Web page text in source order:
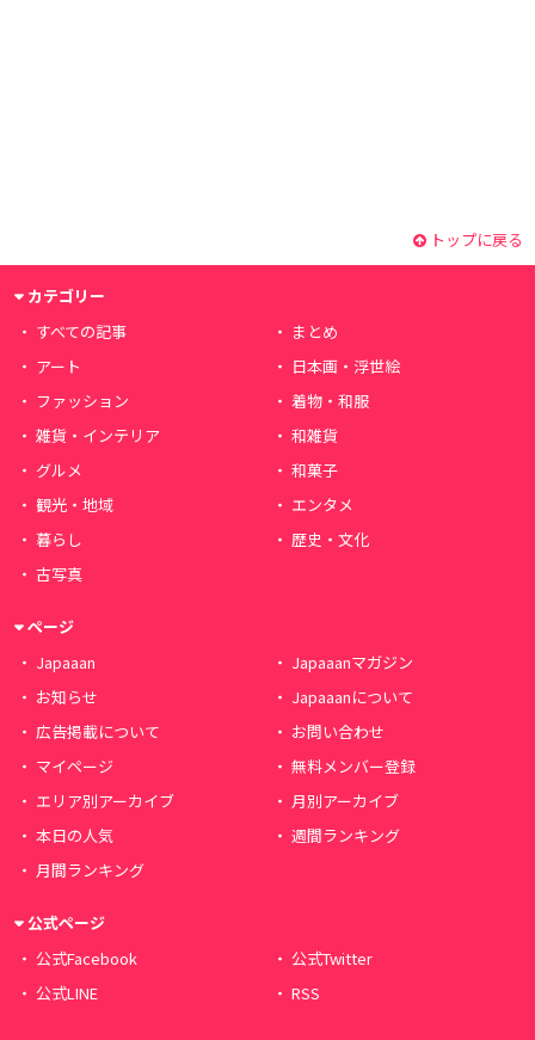
トップに戻る
カテゴリー
すべての記事
まとめ
アート
日本画・浮世絵
ファッション
着物・和服
雑貨・インテリア
和雑貨
グルメ
和菓子
観光・地域
エンタメ
暮らし
歴史・文化
古写真
ページ
Japaaan
Japaaanマガジン
お知らせ
Japaaanについて
広告掲載について
お問い合わせ
マイページ
無料メンバー登録
エリア別アーカイブ
月別アーカイブ
本日の人気
週間ランキング
月間ランキング
公式ページ
公式Facebook
公式Twitter
公式LINE
RSS